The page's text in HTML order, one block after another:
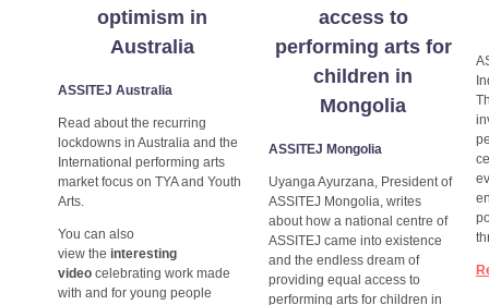
optimism in
Australia
ASSITEJ Australia
Read about the recurring
lockdowns in Australia and the
International performing arts
market focus on TYA and Youth
Arts.
You can also
view the interesting
video celebrating work made
with and for young people
access to
performing arts for
children in
Mongolia
ASSITEJ Mongolia
Uyanga Ayurzana, President of
ASSITEJ Mongolia, writes
about how a national centre of
ASSITEJ came into existence
and the endless dream of
providing equal access to
performing arts for children in